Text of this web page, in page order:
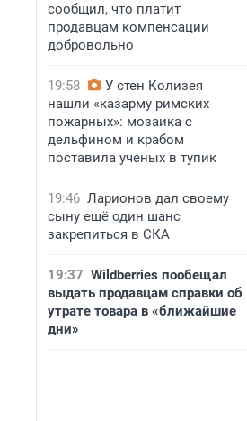
сообщил, что платит
продавцам компенсации
добровольно
19:58
У стен Колизея
нашли «казарму римских
пожарных»: мозаика с
дельфином и крабом
поставила ученых в тупик
19:46 Ларионов дал своему
сыну ещё один шанс
закрепиться в СКА
19:37 Wildberries пообещал
выдать продавцам справки об
утрате товара в «ближайшие
дни»